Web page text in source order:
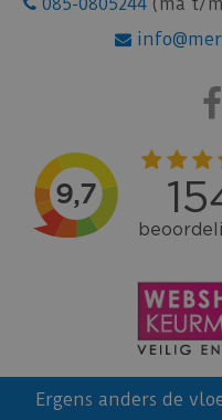
Ergens anders de